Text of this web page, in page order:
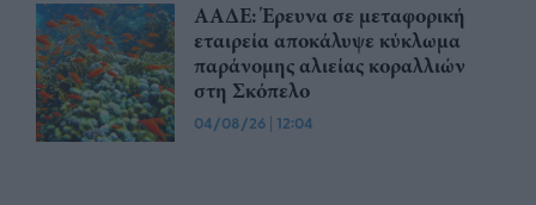
ΑΑΔΕ: Έρευνα σε μεταφορική
εταιρεία αποκάλυψε κύκλωμα
παράνομης αλιείας κοραλλιών
στη Σκόπελο
04/08/26 | 12:04